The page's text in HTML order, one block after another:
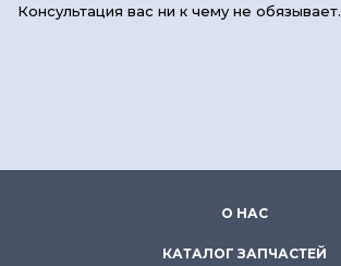
Консультация вас ни к чему не обязывает.
О НАС
КАТАЛОГ ЗАПЧАСТЕЙ